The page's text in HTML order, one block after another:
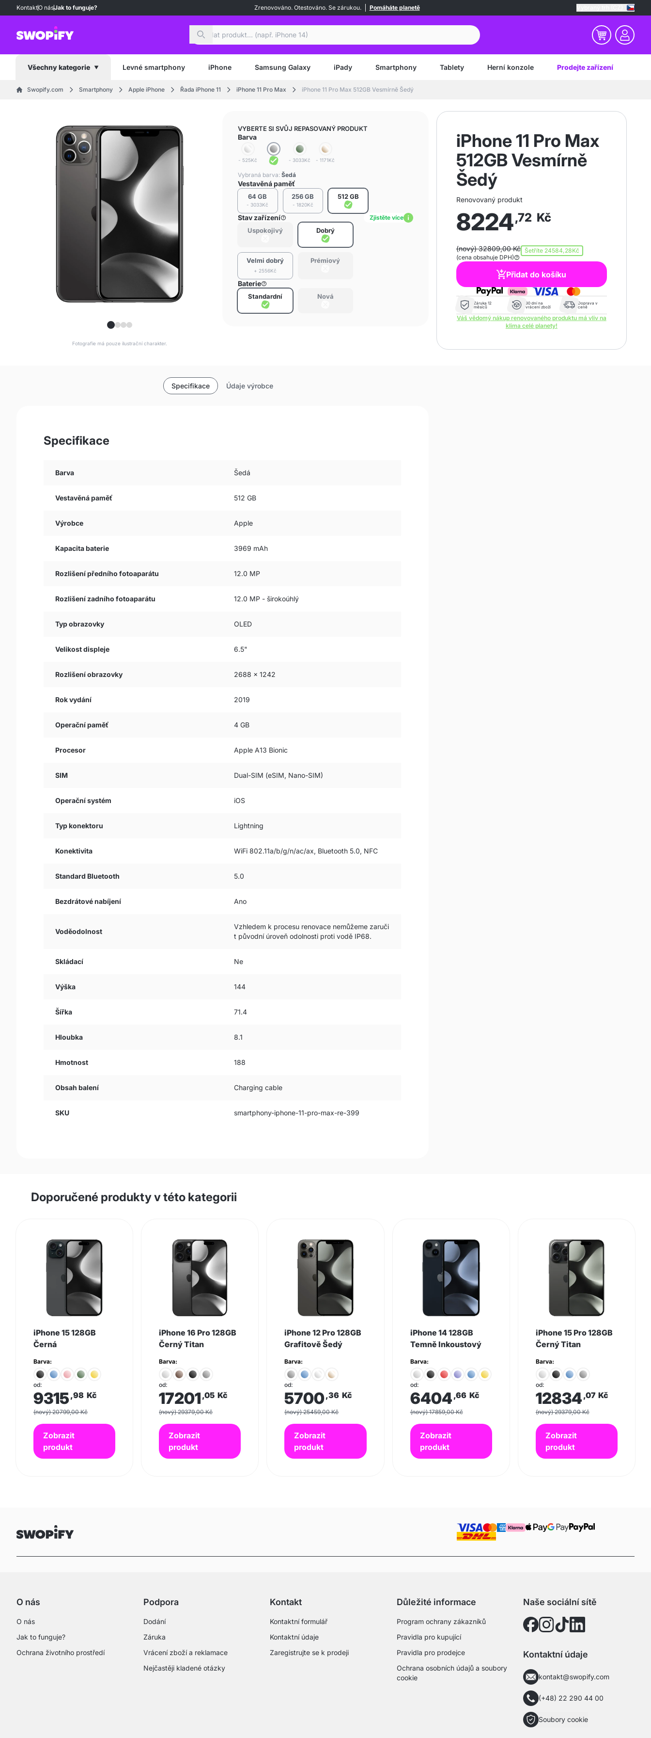
KontaktO násJak to funguje? Zrenovováno. Otestováno. Se zárukou. Pomáháte planetě
Všechny kategorie Levné smartphony iPhone Samsung Galaxy iPady Smartphony Tablety Herní konzole Prodejte zařízení
Swopify.com Smartphony Apple iPhone Řada iPhone 11 iPhone 11 Pro Max iPhone 11 Pro Max 512GB Vesmírně Šedý
Fotografie má pouze ilustrační charakter.
VYBERTE SI SVŮJ REPASOVANÝ PRODUKT
Barva
- 525Kč - 3033Kč - 1171Kč
Vybraná barva:Šedá
Vestavěná paměť
64 GB
- 3033Kč
256 GB
- 1820Kč
512 GB
Stav zařízení Zjistěte více
Uspokojivý Dobrý
Velmi dobrý
+ 2556Kč
Prémiový
Baterie
Standardní Nová
Specifikace Údaje výrobce
Specifikace
Barva Šedá
Vestavěná paměť 512 GB
Výrobce Apple
Kapacita baterie 3969 mAh
Rozlišení předního fotoaparátu 12.0 MP
Rozlišení zadního fotoaparátu 12.0 MP - širokoúhlý
Typ obrazovky OLED
Velikost displeje 6.5"
Rozlišení obrazovky 2688 x 1242
Rok vydání 2019
Operační paměť 4 GB
Procesor Apple A13 Bionic
SIM Dual-SIM (eSIM, Nano-SIM)
Operační systém iOS
Typ konektoru Lightning
Konektivita WiFi 802.11a/b/g/n/ac/ax, Bluetooth 5.0, NFC
Standard Bluetooth 5.0
Bezdrátové nabíjení Ano
Voděodolnost
Vzhledem k procesu renovace nemůžeme zaruči
t původní úroveň odolnosti proti vodě IP68.
Skládací Ne
Výška 144
Šířka 71.4
Hloubka 8.1
Hmotnost 188
Obsah balení Charging cable
SKU smartphony-iphone-11-pro-max-re-399
iPhone 11 Pro Max
512GB Vesmírně
Šedý
Renovovaný produkt
8224,72 Kč
(nový) 32809,00 Kč
(cena obsahuje DPH)
Šetříte 24584,28Kč
Přidat do košíku
Záruka 12
měsíců
30 dní na
vrácení zboží
Doprava v
ceně
Váš vědomý nákup renovovaného produktu má vliv na
klima celé planety!
Doporučené produkty v této kategorii
iPhone 15 128GB
Černá
Barva:
od:
9315,98 Kč
(nový) 20799,00 Kč
Zobrazit
produkt
iPhone 16 Pro 128GB
Černý Titan
Barva:
od:
17201 ,05 Kč
(nový) 29379,00 Kč
Zobrazit
produkt
iPhone 12 Pro 128GB
Grafitově Šedý
Barva:
od:
5700,36 Kč
(nový) 25459,00 Kč
Zobrazit
produkt
iPhone 14 128GB
Temně Inkoustový
Barva:
od:
6404 ,66 Kč
(nový) 17859,00 Kč
Zobrazit
produkt
iPhone 15 Pro 128GB
Černý Titan
Barva:
od:
12834 ,07 Kč
(nový) 29379,00 Kč
Zobrazit
produkt
O nás
O nás
Jak to funguje?
Ochrana životního prostředí
Podpora
Dodání
Záruka
Vrácení zboží a reklamace
Nejčastěji kladené otázky
Kontakt
Kontaktní formulář
Kontaktní údaje
Zaregistrujte se k prodeji
Důležité informace
Program ochrany zákazníků
Pravidla pro kupující
Pravidla pro prodejce
Ochrana osobních údajů a soubory
cookie
Naše sociální sítě
Kontaktní údaje
kontakt@swopify.com
(+48) 22 290 44 00
Soubory cookie